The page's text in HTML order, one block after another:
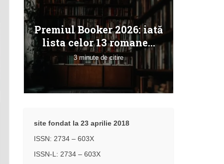
Premiul Booker 2026: iată
lista celor 13 romane...
3 minute de citire
site fondat la 23 aprilie 2018
ISSN: 2734 – 603X
ISSN-L: 2734 – 603X